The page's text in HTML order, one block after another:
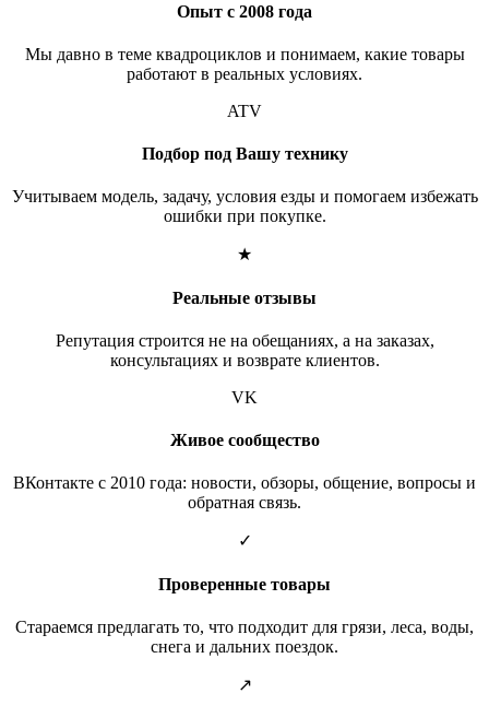
Опыт с 2008 года
Мы давно в теме квадроциклов и понимаем, какие товары
работают в реальных условиях.
ATV
Подбор под Вашу технику
Учитываем модель, задачу, условия езды и помогаем избежать
ошибки при покупке.
★
Реальные отзывы
Репутация строится не на обещаниях, а на заказах,
консультациях и возврате клиентов.
VK
Живое сообщество
ВКонтакте с 2010 года: новости, обзоры, общение, вопросы и
обратная связь.
✓
Проверенные товары
Стараемся предлагать то, что подходит для грязи, леса, воды,
снега и дальних поездок.
↗